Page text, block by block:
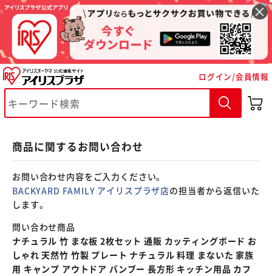
ログイン/会員情報
商品に関するお問い合わせ
お問い合わせ内容をご入力ください。
BACKYARD FAMILY アイリスプラザ店の担当者から返信いた
します。
問い合わせ商品
ナチュラル 竹 まな板 2枚セット 通販 カッティングボード お
しゃれ 天然竹 竹製 プレート ナチュラル 料理 まないた 家族
用 キャンプ アウトドア バンブー 長方形 キッチン用品 カフ
※ご確認ください
カートに入れる